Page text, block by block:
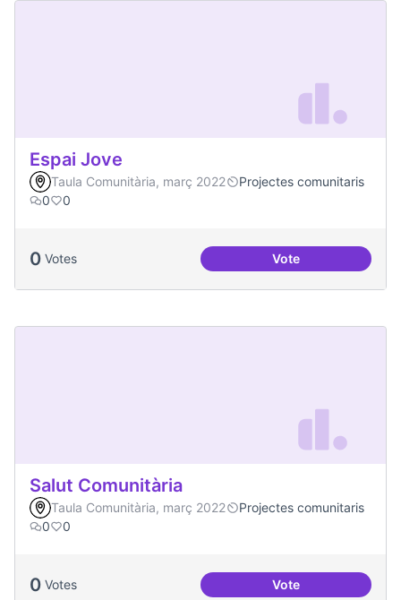
Espai Jove
Taula Comunitària, març 2022
Projectes comunitaris
0
0
0 Votes VoteEspai Jove
Salut Comunitària
Taula Comunitària, març 2022
Projectes comunitaris
0
0
0 Votes VoteSalut Comunitària